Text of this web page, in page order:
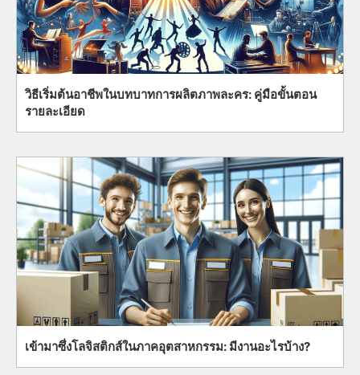
วิธีเริ่มต้นอาชีพในบทบาทการผลิตภาพละคร: คู่มือขั้นตอน
รายละเอียด
เข้ามาซึ่งโลจิสติกส์ในภาคอุตสาหกรรม: มีงานอะไรบ้าง?